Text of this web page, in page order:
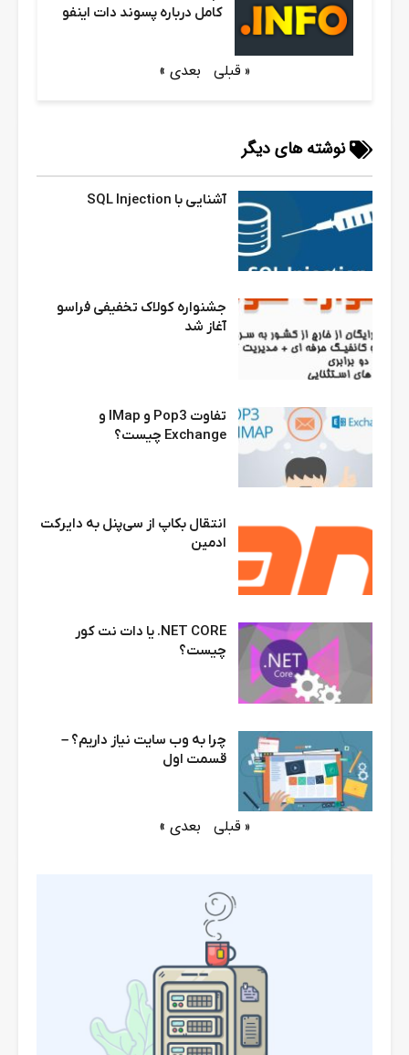
کامل درباره پسوند دات اینفو
« قبلی بعدی »
نوشته های دیگر
آشنایی با SQL Injection
جشنواره کولاک تخفیفی فراسو
آغاز شد
تفاوت Pop3 و IMap و
Exchange چیست؟
انتقال بکاپ از سی‌پنل به دایرکت
ادمین
NET CORE. یا دات نت کور
چیست؟
چرا به وب سایت نیاز داریم؟ –
قسمت اول
« قبلی بعدی »